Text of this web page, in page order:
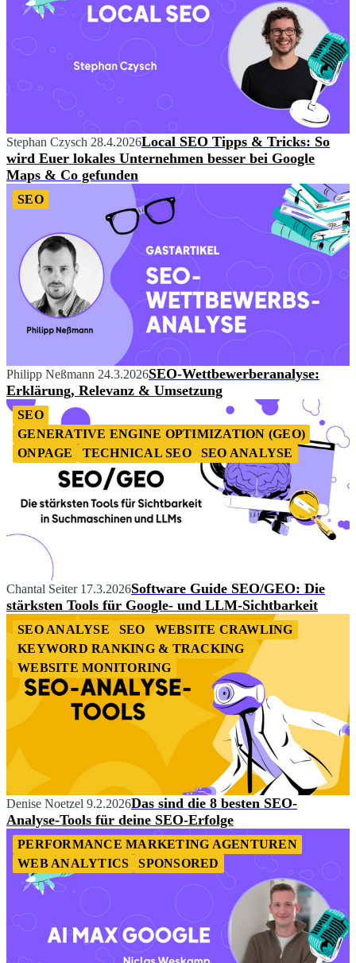
Stephan Czysch 28.4.2026Local SEO Tipps & Tricks: So
wird Euer lokales Unternehmen besser bei Google
Maps & Co gefunden
SEO
Philipp Neßmann 24.3.2026SEO-Wettbewerberanalyse:
Erklärung, Relevanz & Umsetzung
SEO
GENERATIVE ENGINE OPTIMIZATION (GEO)
ONPAGE
TECHNICAL SEO SEO ANALYSE
Chantal Seiter 17.3.2026Software Guide SEO/GEO: Die
stärksten Tools für Google- und LLM-Sichtbarkeit
SEO ANALYSE SEO
WEBSITE CRAWLING
KEYWORD RANKING & TRACKING
WEBSITE MONITORING
Denise Noetzel 9.2.2026Das sind die 8 besten SEO-
Analyse-Tools für deine SEO-Erfolge
PERFORMANCE MARKETING AGENTUREN
WEB ANALYTICS
SPONSORED